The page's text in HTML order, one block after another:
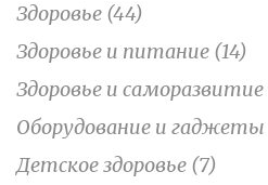
Здоровье (44)
Здоровье и питание (14)
Здоровье и саморазвитие
Оборудование и гаджеты
Детское здоровье (7)